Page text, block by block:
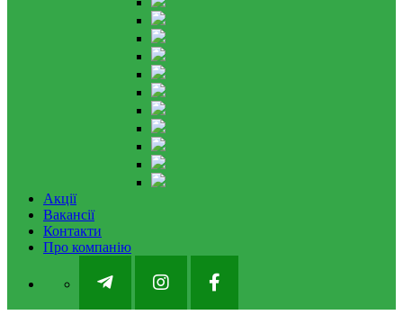
Акції
Вакансії
Контакти
Про компанію